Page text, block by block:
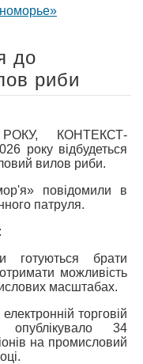
до
риби
КОНТЕКСТ-
року відбудеться
вилов риби.
повідомили в
патруля.
готуються брати
можливість
масштабах.
торговій
34
на промисловий